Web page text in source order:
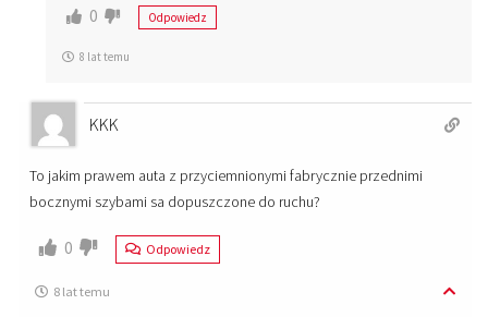
0 Odpowiedz
8 lat temu
KKK
To jakim prawem auta z przyciemnionymi fabrycznie przednimi
bocznymi szybami sa dopuszczone do ruchu?
0 Odpowiedz
8 lat temu